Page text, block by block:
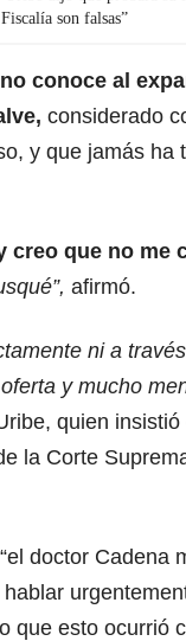
son falsas”
no conoce al
considerado
y que jamás ha
creo que no me
afirmó.
ni a
y mucho
quien
la Corte
doctor Cadena
que esto ocurrió